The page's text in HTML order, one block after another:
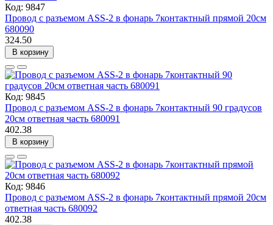
Код: 9847
Провод с разъемом ASS-2 в фонарь 7контактный прямой 20см
680090
324.50
В корзину
Код: 9845
Провод с разъемом ASS-2 в фонарь 7контактный 90 градусов
20см ответная часть 680091
402.38
В корзину
Код: 9846
Провод с разъемом ASS-2 в фонарь 7контактный прямой 20см
ответная часть 680092
402.38